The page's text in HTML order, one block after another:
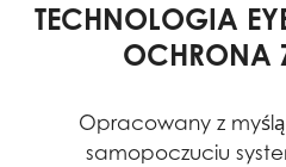
TECHNOLOGIA
OCHRONA
Opracowany z
samopoczuciu